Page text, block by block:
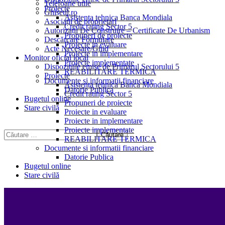
Proiecte
Asistenta tehnica Banca Mondiala
Credit rating Sector 5
Propuneri de proiecte
Proiecte in evaluare
Proiecte in implementare
Proiecte implementate
REABILITARE TERMICA
Documente si informatii financiare
Datorie Publica
Bugetul online
Stare civilă
Telefoane utile
Ghișeul.ro
Asociații de proprietari
Autorizații De Construire – Certificate De Urbanism
Descărcare Formulare
Acte Necesare/Ghid
Monitor oficial local
Dispozitiile emise de Primarul Sectorului 5
Proiecte
Asistenta tehnica Banca Mondiala
Credit rating Sector 5
Propuneri de proiecte
Proiecte in evaluare
Proiecte in implementare
Proiecte implementate
REABILITARE TERMICA
Documente si informatii financiare
Datorie Publica
Bugetul online
Stare civilă